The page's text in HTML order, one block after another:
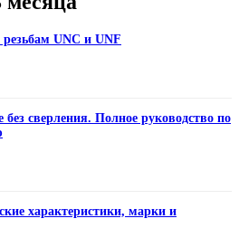
UNC и UNF
сверления. Полное руководство по
характеристики, марки и